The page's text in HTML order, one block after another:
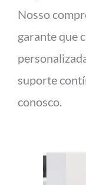
Nosso
garante que
suporte
conosco.